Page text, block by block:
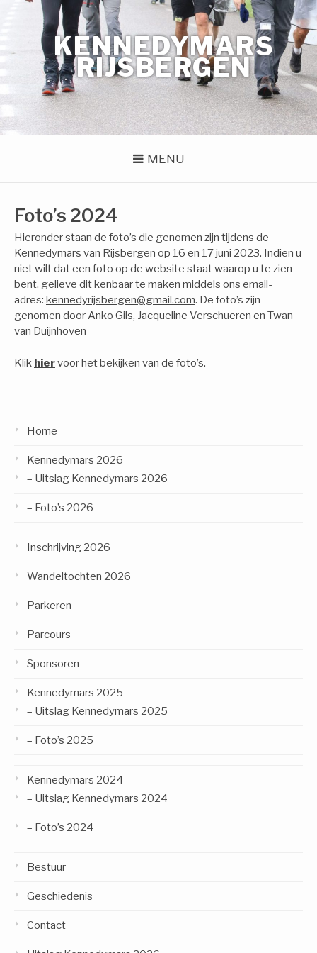
springen
KENNEDYMARS
RIJSBERGEN
MENU
Foto’s 2024
Hieronder staan de foto’s die genomen zijn tijdens de
Kennedymars van Rijsbergen op 16 en 17 juni 2023. Indien u
niet wilt dat een foto op de website staat waarop u te zien
bent, gelieve dit kenbaar te maken middels ons email-
adres: kennedyrijsbergen@gmail.com. De foto’s zijn
genomen door Anko Gils, Jacqueline Verschueren en Twan
van Duijnhoven
Klik hiervoor het bekijken van de foto’s.
Home
Kennedymars 2026
– Uitslag Kennedymars 2026
– Foto’s 2026
Inschrijving 2026
Wandeltochten 2026
Parkeren
Parcours
Sponsoren
Kennedymars 2025
– Uitslag Kennedymars 2025
– Foto’s 2025
Kennedymars 2024
– Uitslag Kennedymars 2024
– Foto’s 2024
Bestuur
Geschiedenis
Contact